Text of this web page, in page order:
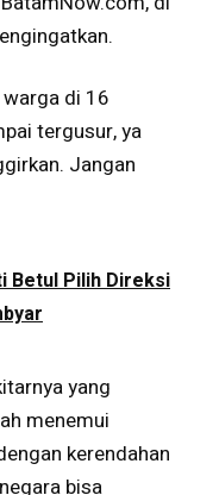
di 16
tergusur, ya
Jangan
Betul Pilih Direksi
yang
menemui
kerendahan
bisa